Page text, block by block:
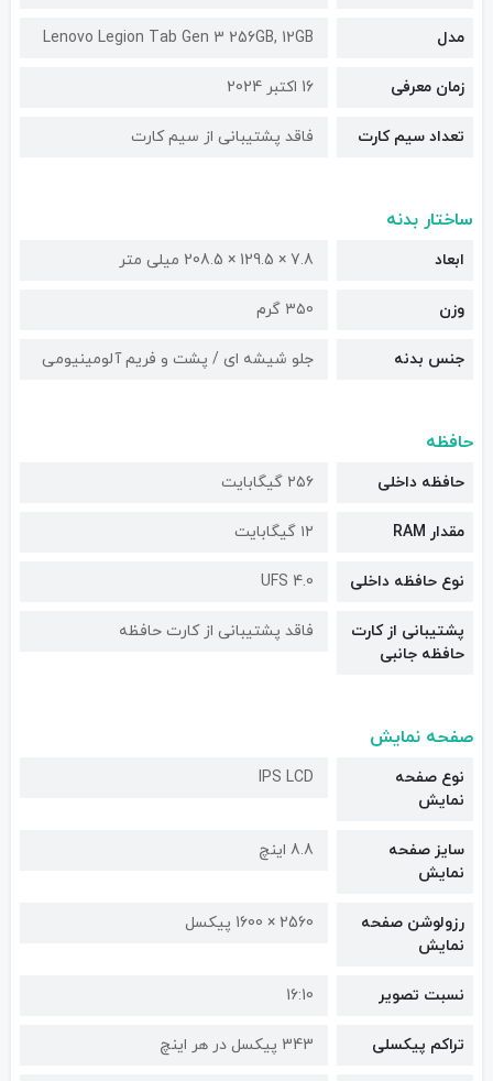
مدل Lenovo Legion Tab Gen 3 256GB, 12GB
زمان معرفی 16 اکتبر 2024
تعداد سیم کارت فاقد پشتیبانی از سیم کارت
ساختار بدنه
ابعاد 7.8 × 129.5 × 208.5 میلی متر
وزن ۳۵0 گرم
جنس بدنه جلو شیشه ای / پشت و فریم آلومینیومی
حافظه
حافظه داخلی ۲۵۶ گیگابایت
مقدار RAM ۱۲ گیگابایت
نوع حافظه داخلی UFS 4.0
پشتیبانی از کارت
حافظه جانبی
فاقد پشتیبانی از کارت حافظه
صفحه نمایش
نوع صفحه
نمایش
IPS LCD
سایز صفحه
نمایش
8.8 اینچ
رزولوشن صفحه
نمایش
2560 × 1600 پیکسل
نسبت تصویر 16:10
تراکم پیکسلی 343 پیکسل در هر اینچ